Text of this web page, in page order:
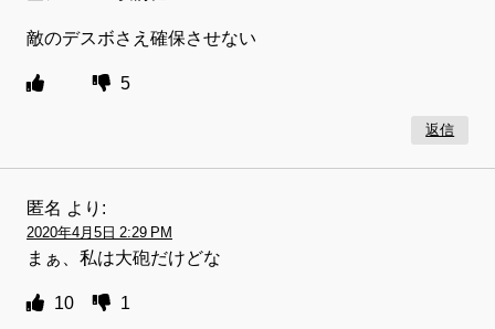
敵のデスボさえ確保させない
5
返信
匿名 より:
2020年4月5日 2:29 PM
まぁ、私は大砲だけどな
10 1